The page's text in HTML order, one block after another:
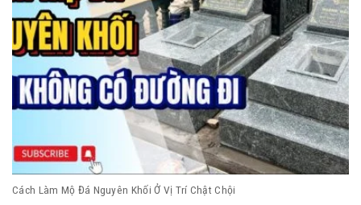
Cách Làm Mộ Đá Nguyên Khối Ở Vị Trí Chật Chội